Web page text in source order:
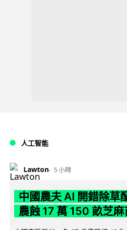
人工智能
Lawton 5 小時
中國農夫 AI 開錯除草
農蝕 17 萬 150 畝芝